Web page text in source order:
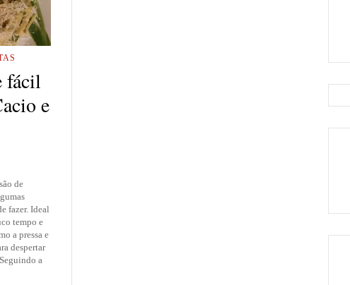
fácil
e
de
fazer. Ideal
tempo e
a pressa e
despertar
a